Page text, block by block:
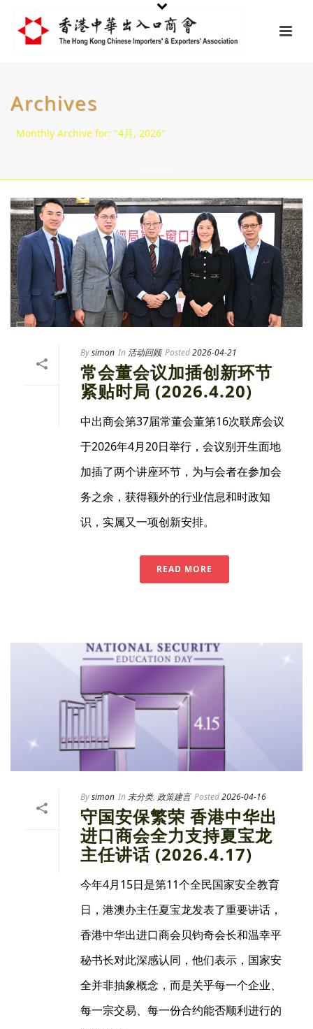
Archives
Monthly Archive for: "4月, 2026"
Bysimon In 活动回顾 Posted2026-04-21
常会董会议加插创新环节
紧贴时局 (2026.4.20)
中出商会第37届常董会董第16次联席会议
于2026年4月20日举行，会议别开生面地
加插了两个讲座环节，为与会者在参加会
务之余，获得额外的行业信息和时政知
识，实属又一项创新安排。
READ MORE
Bysimon In未分类, 政策建言 Posted2026-04-16
守国安保繁荣 香港中华出
进口商会全力支持夏宝龙
主任讲话 (2026.4.17)
今年4月15日是第11个全民国家安全教育
日，港澳办主任夏宝龙发表了重要讲话，
香港中华出进口商会贝钧奇会长和温幸平
秘书长对此深感认同，他们表示，国家安
全并非抽象概念，而是关乎每一个企业、
每一宗交易、每一份合约能否顺利进行的